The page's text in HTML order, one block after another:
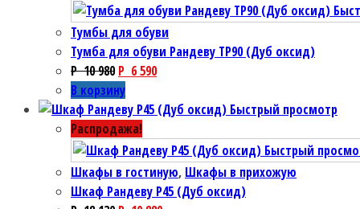
Тумбы для обуви
Тумба для обуви Рандеву TP90 (Дуб оксид)
P10 980 P 6 590
В корзину
Быстрый просмотр
Распродажа!
Быстрый
Шкафы в гостиную, Шкафы в прихожую
Шкаф Рандеву P45 (Дуб оксид)